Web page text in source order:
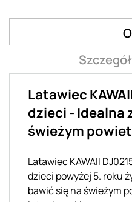
Latawiec
dzieci - Idealna
świeżym
Latawiec KAWAII
dzieci powyżej 5. roku
bawić się na świeżym